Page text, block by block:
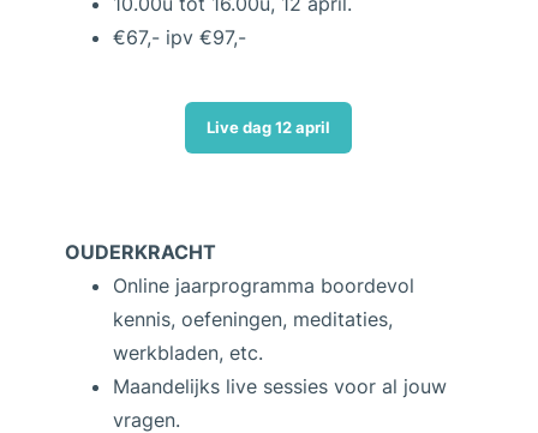
€67,-ipv €97,-
Live dag 12 april
OUDERKRACHT
Online jaarprogramma boordevol
kennis, oefeningen, meditaties,
werkbladen, etc.
Maandelijks live sessies voor al jouw
vragen.